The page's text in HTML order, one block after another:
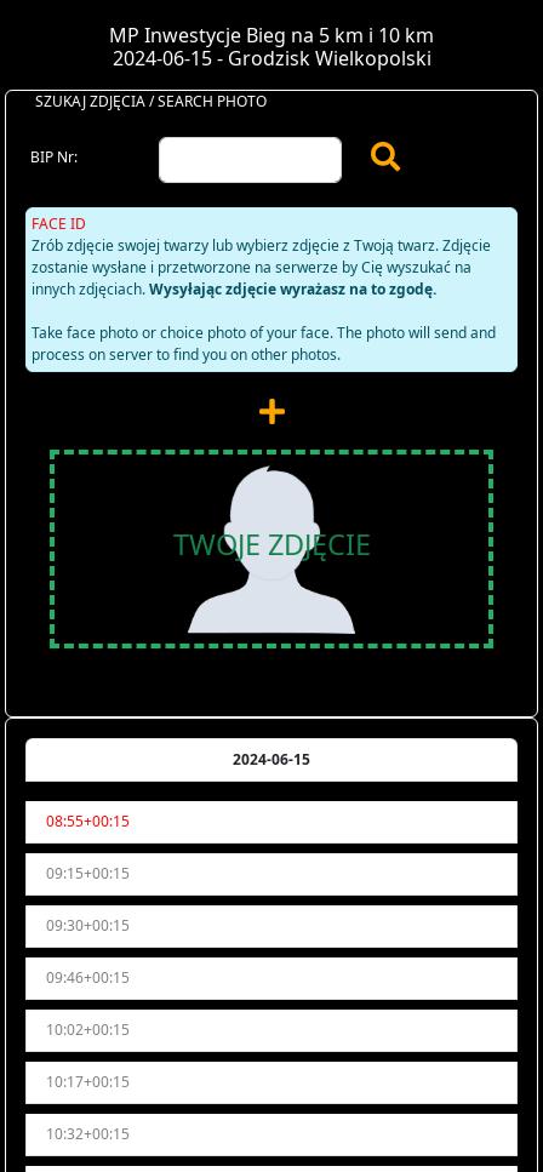
MP Inwestycje Bieg na 5 km i 10 km
2024-06-15 - Grodzisk Wielkopolski
SZUKAJ ZDJĘCIA / SEARCH PHOTO
BIP Nr:
FACE ID
Zrób zdjęcie swojej twarzy lub wybierz zdjęcie z Twoją twarz. Zdjęcie
zostanie wysłane i przetworzone na serwerze by Cię wyszukać na
innych zdjęciach.Wysyłając zdjęcie wyrażasz na to zgodę.
Take face photo or choice photo of your face. The photo will send and
process on server to find you on other photos.
TWOJE ZDJĘCIE
2024-06-15
08:55+00:15
09:15+00:15
09:30+00:15
09:46+00:15
10:02+00:15
10:17+00:15
10:32+00:15